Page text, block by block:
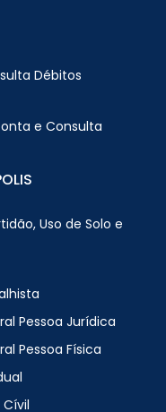
Débitos
e Consulta
Uso de Solo e
Pessoa Jurídica
Pessoa Física